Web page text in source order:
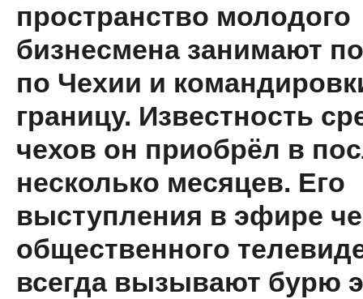
пространство молодого
бизнесмена занимают
по Чехии и
границу. Известность
чехов он приобрёл в
несколько месяцев. Его
выступления в эфире
общественного
всегда вызывают бурю